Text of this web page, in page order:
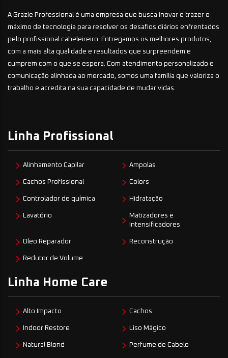
A Grazie Professional é uma empresa que busca inovar e trazer o
máximo de tecnologia para resolver os desafios diários enfrentados
pelo profissional cabeleireiro. Entregamos os melhores produtos,
com a mais alta qualidade e resultados que surpreendem e
cumprem com o que se espera. Com atendimento personalizado e
comunicação alinhada ao mercado, somos uma família que valoriza o
trabalho e acredita na sua capacidade de mudar vidas.
Linha Profissional
Alinhamento Capilar Ampolas
Cachos Profissional Colors
Controlador de química Hidratação
Lavatório
Matizadores e
Intensificadores
Oleo Reparador Reconstrução
Redutor de Volume
Linha Home Care
Alto Impacto Cachos
Indoor Restore Liso Mágico
Natural Blond Perfume de Cabelo